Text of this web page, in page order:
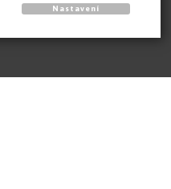
Nastavení